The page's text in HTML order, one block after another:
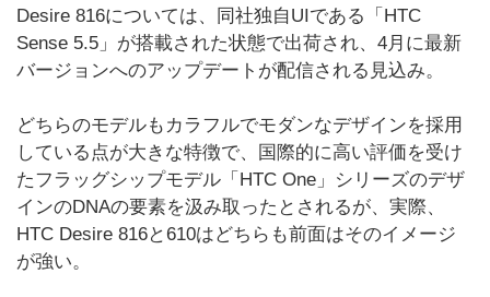
Desire 816については、同社独自UIである「HTC
Sense 5.5」が搭載された状態で出荷され、4月に最新
バージョンへのアップデートが配信される見込み。
どちらのモデルもカラフルでモダンなデザインを採用
している点が大きな特徴で、国際的に高い評価を受け
たフラッグシップモデル「HTC One」シリーズのデザ
インのDNAの要素を汲み取ったとされるが、実際、
HTC Desire 816と610はどちらも前面はそのイメージ
が強い。